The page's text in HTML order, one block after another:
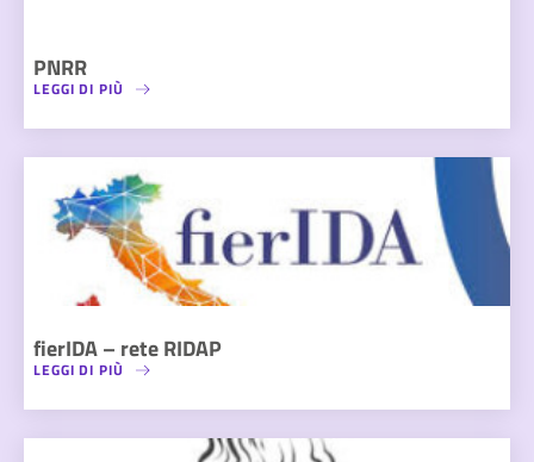
PNRR
LEGGI DI PIÙ
fierIDA – rete RIDAP
LEGGI DI PIÙ